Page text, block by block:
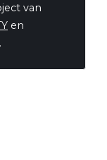
van
en